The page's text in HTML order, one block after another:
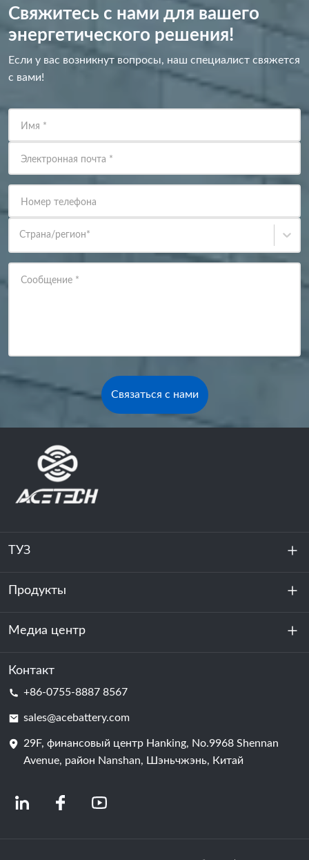
Свяжитесь с нами для вашего
энергетического решения!
Если у вас возникнут вопросы, наш специалист свяжется
с вами!
Имя *
Электронная почта *
Номер телефона
Страна/регион*
Сообщение *
Связаться с нами
ТУЗ
О нас
устойчивость
Продукты
Хранение энергии
Центр обработки данных и серверная комната
Батарейная ячейка
Медиа центр
Новости
Контакт
+86-0755-8887 8567
sales@acebattery.com
29F, финансовый центр Hanking, No.9968 Shennan
Avenue, район Nanshan, Шэньчжэнь, Китай